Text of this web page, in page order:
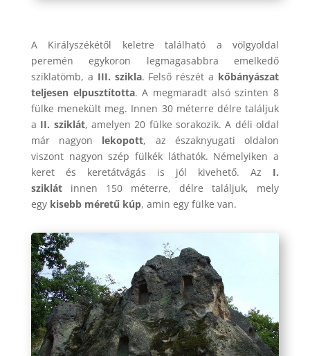
A Királyszékétől keletre található a völgyoldal
peremén egykoron legmagasabbra emelkedő
sziklatömb, a III. szikla. Felső részét a kőbányászat
teljesen elpusztította. A megmaradt alsó szinten 8
fülke menekült meg. Innen 30 méterre délre találjuk
a II. sziklát, amelyen 20 fülke sorakozik. A déli oldal
már nagyon lekopott, az északnyugati oldalon
viszont nagyon szép fülkék láthatók. Némelyiken a
keret és keretátvágás is jól kivehető. Az I.
sziklátinnen 150 méterre, délre találjuk, mely
egy kisebb méretű kúp, amin egy fülke van.